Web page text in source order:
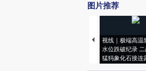
图片推荐
视线｜极端高温
水位跌破纪录
猛犸象化石接连